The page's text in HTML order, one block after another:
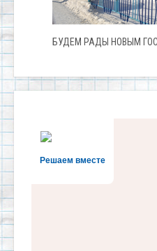
БУДЕМ РАДЫ НОВЫМ
Решаем вместе